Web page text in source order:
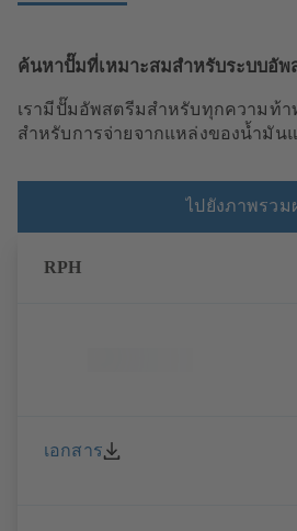
ค้นหาปั๊มที่เหมาะสมสำหรับระบบอั
เรามีปั๊มอัพสตรีมสำหรับทุกความท้
สำหรับการจ่ายจากแหล่งของน้ำมัน
ไปยังภาพรว
RPH
เอกสาร